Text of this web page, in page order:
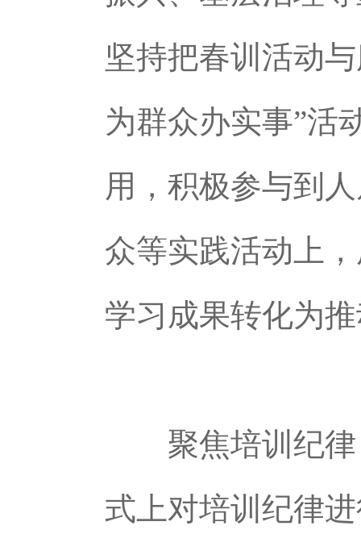
坚持把春训活动
为群众办实事”活
用，积极参与到
众等实践活动上
学习成果转化为
聚焦培训纪律
式上对培训纪律